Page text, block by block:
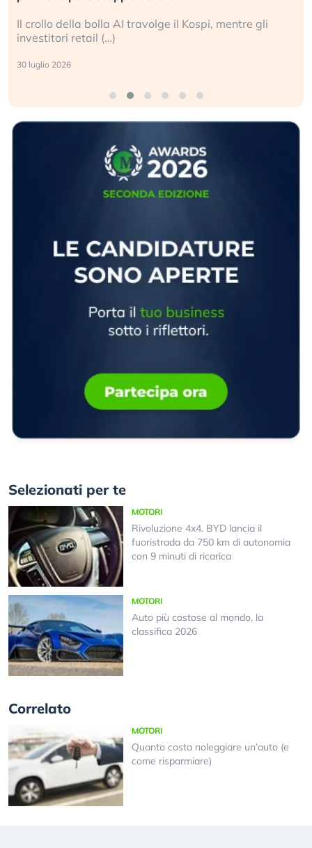
Il crollo della bolla AI travolge il Kospi, mentre gli
investitori retail (…)
30 luglio 2026
Selezionati per te
MOTORI
Rivoluzione 4x4. BYD lancia il
fuoristrada da 750 km di autonomia
con 9 minuti di ricarica
MOTORI
Auto più costose al mondo, la
classifica 2026
Correlato
MOTORI
Quanto costa noleggiare un’auto (e
come risparmiare)